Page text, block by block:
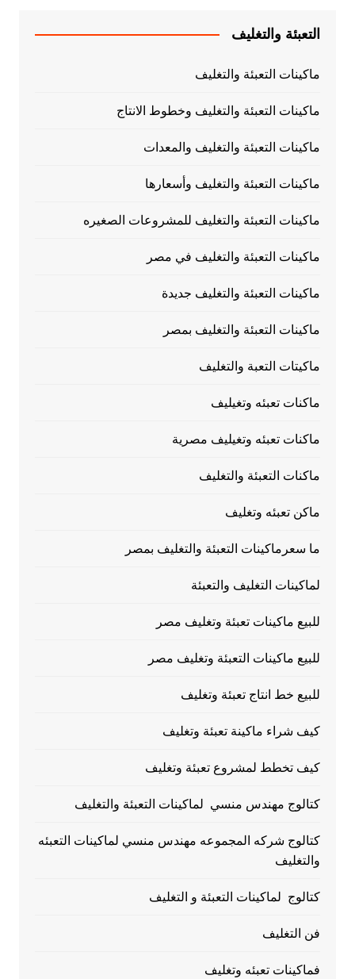
التعبئة والتغليف
ماكينات التعبئة والتغليف
ماكينات التعبئة والتغليف وخطوط الانتاج
ماكينات التعبئة والتغليف والمعدات
ماكينات التعبئة والتغليف وأسعارها
ماكينات التعبئة والتغليف للمشروعات الصغيره
ماكينات التعبئة والتغليف في مصر
ماكينات التعبئة والتغليف جديدة
ماكينات التعبئة والتغليف بمصر
ماكيتات التعبة والتغليف
ماكنات تعبئه وتغيليف
ماكنات تعبئه وتغيليف مصرية
ماكنات التعبئة والتغليف
ماكن تعبئه وتغليف
ما سعرماكينات التعبئة والتغليف بمصر
لماكينات التغليف والتعبئة
للبيع ماكينات تعبئة وتغليف مصر
للبيع ماكينات التعبئة وتغليف مصر
للبيع خط انتاج تعبئة وتغليف
كيف شراء ماكينة تعبئة وتغليف
كيف تخطط لمشروع تعبئة وتغليف
كتالوج مهندس منسي لماكينات التعبئة والتغليف
كتالوج شركه المجموعه مهندس منسي لماكينات التعبئه
والتغليف
كتالوج لماكينات التعبئة و التغليف
فن التغليف
فماكينات تعبئه وتغليف